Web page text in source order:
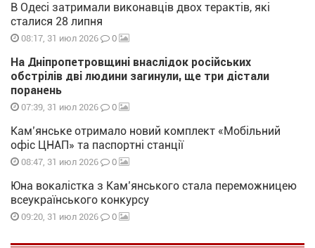
В Одесі затримали виконавців двох терактів, які
сталися 28 липня
08:17, 31 июл 2026 0
На Дніпропетровщині внаслідок російських
обстрілів дві людини загинули, ще три дістали
поранень
07:39, 31 июл 2026 0
Кам’янське отримало новий комплект «Мобільний
офіс ЦНАП» та паспортні станції
08:47, 31 июл 2026 0
Юна вокалістка з Кам’янського стала переможницею
всеукраїнського конкурсу
09:20, 31 июл 2026 0